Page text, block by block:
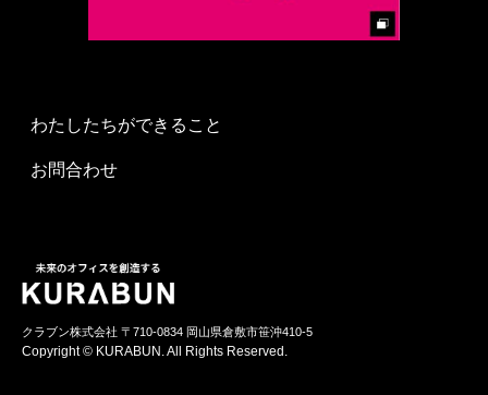
わたしたちができること
お問合わせ
クラブン株式会社 〒710-0834 岡山県倉敷市笹沖410-5
Copyright © KURABUN. All Rights Reserved.